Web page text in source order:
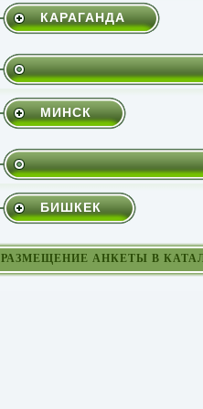
КАРАГАНДА
МИНСК
БИШКЕК
РАЗМЕЩЕНИЕ АНКЕТЫ В